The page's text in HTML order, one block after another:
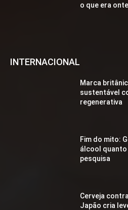
o que era
INTERNACIONAL
Marca
sustentável
regenerativa
Fim do mito:
álcool quanto
pesquisa
Cerveja
Japão cria